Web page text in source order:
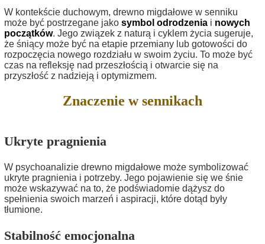
W kontekście duchowym, drewno migdałowe w senniku
może być postrzegane jako symbol odrodzenia i nowych
początków. Jego związek z naturą i cyklem życia sugeruje,
że śniący może być na etapie przemiany lub gotowości do
rozpoczęcia nowego rozdziału w swoim życiu. To może być
czas na refleksję nad przeszłością i otwarcie się na
przyszłość z nadzieją i optymizmem.
Znaczenie w sennikach
Ukryte pragnienia
W psychoanalizie drewno migdałowe może symbolizować
ukryte pragnienia i potrzeby. Jego pojawienie się we śnie
może wskazywać na to, że podświadomie dążysz do
spełnienia swoich marzeń i aspiracji, które dotąd były
tłumione.
Stabilność emocjonalna